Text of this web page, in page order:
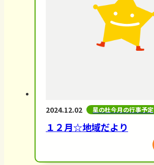
2024.12.02 星の杜今月の行事予定
１２月☆地域だより